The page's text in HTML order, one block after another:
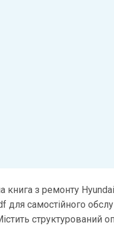
книга з ремонту
для самостійного
структурований